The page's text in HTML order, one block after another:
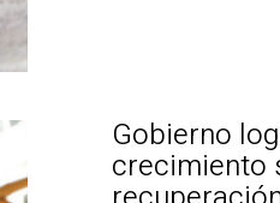
Gobierno
crecimiento